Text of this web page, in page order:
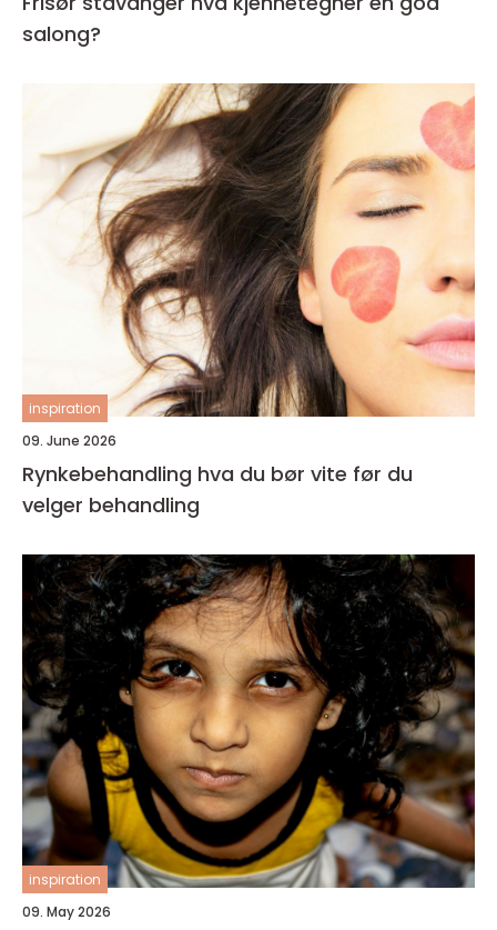
salong?
inspiration
09. June 2026
Rynkebehandling hva du bør vite før du
velger behandling
inspiration
09. May 2026